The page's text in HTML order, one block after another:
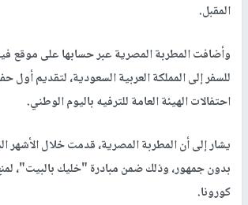
المقبل.
وأضافت المطربة المصرية عبر حسابها على موقع
للسفر إلى المملكة العربية السعودية، لتقديم أول
احتفالات الهيئة العامة للترفيه باليوم الوطني.
يشار إلى أن المطربة المصرية، قدمت خلال الأشهر
بدون جمهور، وذلك ضمن مبادرة "خليك بالبيت"،
كورونا.